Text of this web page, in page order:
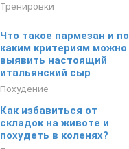
Тренировки
Что такое пармезан и по
каким критериям можно
выявить настоящий
итальянский сыр
Похудение
Как избавиться от
складок на животе и
похудеть в коленях?